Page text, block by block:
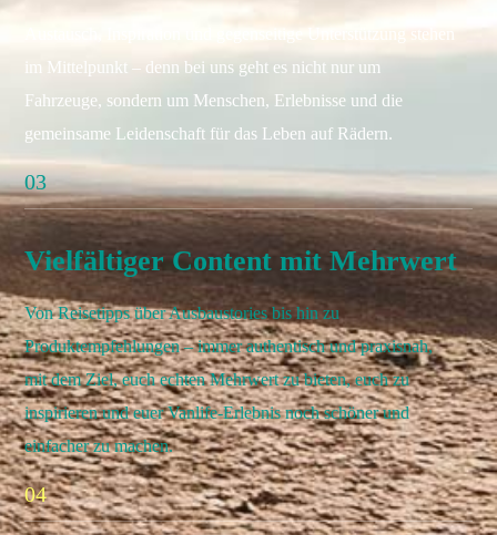
Austausch, Inspiration und gegenseitige Unterstützung stehen
im Mittelpunkt – denn bei uns geht es nicht nur um
Fahrzeuge, sondern um Menschen, Erlebnisse und die
gemeinsame Leidenschaft für das Leben auf Rädern.
03
Vielfältiger Content mit Mehrwert
Von Reisetipps über Ausbaustories bis hin zu
Produktempfehlungen – immer authentisch und praxisnah,
mit dem Ziel, euch echten Mehrwert zu bieten, euch zu
inspirieren und euer Vanlife-Erlebnis noch schöner und
einfacher zu machen.
04